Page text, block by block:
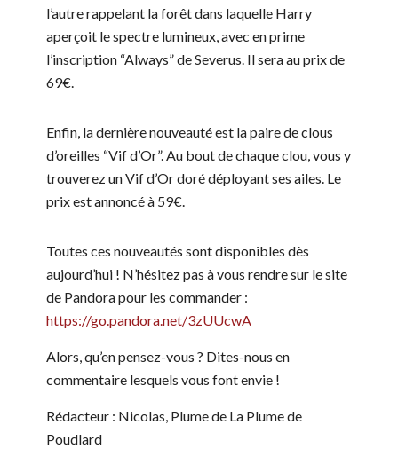
l’autre rappelant la forêt dans laquelle Harry
aperçoit le spectre lumineux, avec en prime
l’inscription “Always” de Severus. Il sera au prix de
69€.
Enfin, la dernière nouveauté est la paire de clous
d’oreilles “Vif d’Or”. Au bout de chaque clou, vous y
trouverez un Vif d’Or doré déployant ses ailes. Le
prix est annoncé à 59€.
Toutes ces nouveautés sont disponibles dès
aujourd’hui ! N’hésitez pas à vous rendre sur le site
de Pandora pour les commander :
https://go.pandora.net/3zUUcwA
Alors, qu’en pensez-vous ? Dites-nous en
commentaire lesquels vous font envie !
Rédacteur : Nicolas, Plume de La Plume de
Poudlard